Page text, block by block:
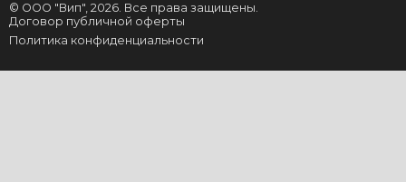
© ООО "Вип", 2026. Все права защищены.
Договор публичной оферты
Политика конфиденциальности